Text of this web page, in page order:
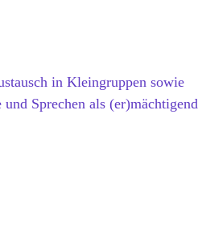
in Kleingruppen sowie
Sprechen als (er)mächtigend